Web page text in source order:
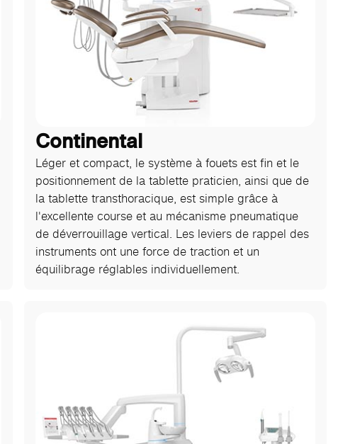
Continental
Léger et compact, le système à fouets est fin et le
positionnement de la tablette praticien, ainsi que de
la tablette transthoracique, est simple grâce à
l'excellente course et au mécanisme pneumatique
de déverrouillage vertical. Les leviers de rappel des
instruments ont une force de traction et un
équilibrage réglables individuellement.